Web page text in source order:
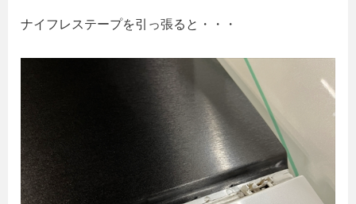
ナイフレステープを引っ張ると・・・